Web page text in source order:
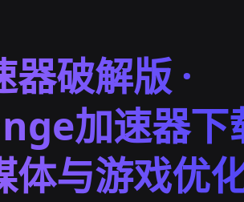
破解版 ·
加速器下
体与游戏优